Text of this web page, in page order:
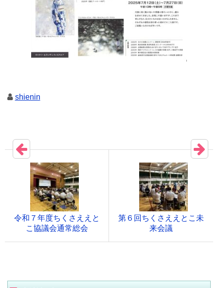
shienin
令和７年度ちくさええと
こ協議会通常総会
第６回ちくさええとこ未
来会議